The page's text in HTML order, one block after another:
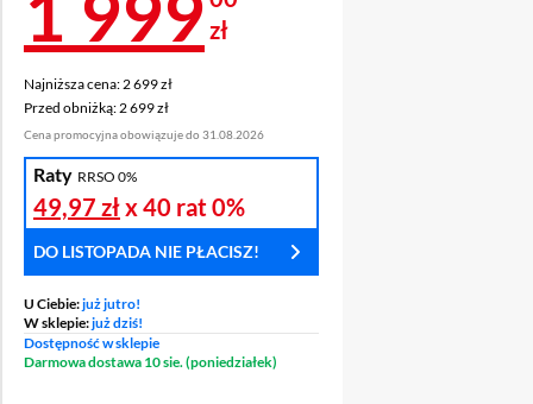
zł
Najniższa cena: 2 699 zł
Najniższa cena: 2 699 zł
Przed obniżką: 2 699 zł
Przed obniżką: 2 699 zł
Cena promocyjna obowiązuje do 31.08.2026
Raty RRSO 0%
49,97 złx 40 rat0%
DO LISTOPADA NIE PŁACISZ!
U Ciebie:już jutro!
W sklepie:już dziś!
Dostępność w sklepie
Darmowa dostawa 10 sie. (poniedziałek)